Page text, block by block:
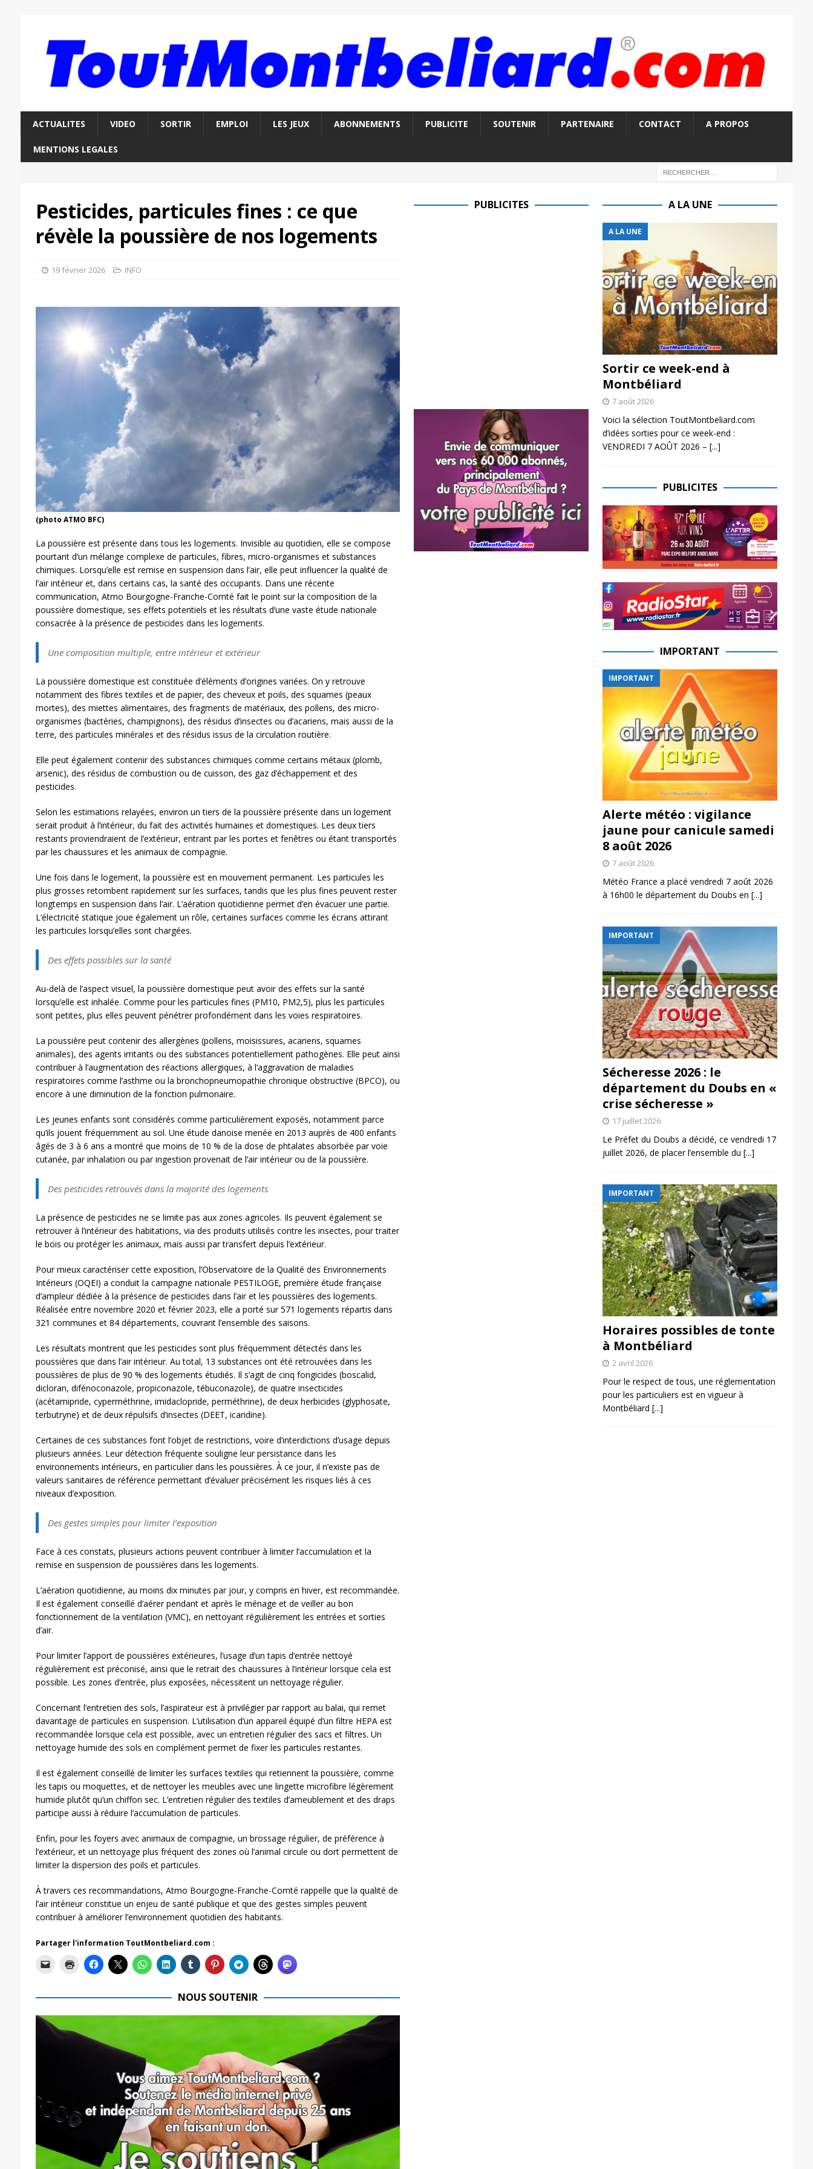
ACTUALITES VIDEO SORTIR EMPLOI LES JEUX ABONNEMENTS PUBLICITE SOUTENIR PARTENAIRE CONTACT A PROPOS
MENTIONS LEGALES
Pesticides, particules fines : ce que
révèle la poussière de nos logements
19 février 2026 INFO
(photo ATMO BFC)
La poussière est présente dans tous les logements. Invisible au quotidien, elle se compose
pourtant d’un mélange complexe de particules, fibres, micro-organismes et substances
chimiques. Lorsqu’elle est remise en suspension dans l’air, elle peut influencer la qualité de
l’air intérieur et, dans certains cas, la santé des occupants. Dans une récente
communication, Atmo Bourgogne-Franche-Comté fait le point sur la composition de la
poussière domestique, ses effets potentiels et les résultats d’une vaste étude nationale
consacrée à la présence de pesticides dans les logements.
Une composition multiple, entre intérieur et extérieur
La poussière domestique est constituée d’éléments d’origines variées. On y retrouve
notamment des fibres textiles et de papier, des cheveux et poils, des squames (peaux
mortes), des miettes alimentaires, des fragments de matériaux, des pollens, des micro-
organismes (bactéries, champignons), des résidus d’insectes ou d’acariens, mais aussi de la
terre, des particules minérales et des résidus issus de la circulation routière.
Elle peut également contenir des substances chimiques comme certains métaux (plomb,
arsenic), des résidus de combustion ou de cuisson, des gaz d’échappement et des
pesticides.
Selon les estimations relayées, environ un tiers de la poussière présente dans un logement
serait produit à l’intérieur, du fait des activités humaines et domestiques. Les deux tiers
restants proviendraient de l’extérieur, entrant par les portes et fenêtres ou étant transportés
par les chaussures et les animaux de compagnie.
Une fois dans le logement, la poussière est en mouvement permanent. Les particules les
plus grosses retombent rapidement sur les surfaces, tandis que les plus fines peuvent rester
longtemps en suspension dans l’air. L’aération quotidienne permet d’en évacuer une partie.
L’électricité statique joue également un rôle, certaines surfaces comme les écrans attirant
les particules lorsqu’elles sont chargées.
Des effets possibles sur la santé
Au-delà de l’aspect visuel, la poussière domestique peut avoir des effets sur la santé
lorsqu’elle est inhalée. Comme pour les particules fines (PM10, PM2,5), plus les particules
sont petites, plus elles peuvent pénétrer profondément dans les voies respiratoires.
La poussière peut contenir des allergènes (pollens, moisissures, acariens, squames
animales), des agents irritants ou des substances potentiellement pathogènes. Elle peut ainsi
contribuer à l’augmentation des réactions allergiques, à l’aggravation de maladies
respiratoires comme l’asthme ou la bronchopneumopathie chronique obstructive (BPCO), ou
encore à une diminution de la fonction pulmonaire.
Les jeunes enfants sont considérés comme particulièrement exposés, notamment parce
qu’ils jouent fréquemment au sol. Une étude danoise menée en 2013 auprès de 400 enfants
âgés de 3 à 6 ans a montré que moins de 10 % de la dose de phtalates absorbée par voie
cutanée, par inhalation ou par ingestion provenait de l’air intérieur ou de la poussière.
Des pesticides retrouvés dans la majorité des logements
La présence de pesticides ne se limite pas aux zones agricoles. Ils peuvent également se
retrouver à l’intérieur des habitations, via des produits utilisés contre les insectes, pour traiter
le bois ou protéger les animaux, mais aussi par transfert depuis l’extérieur.
Pour mieux caractériser cette exposition, l’Observatoire de la Qualité des Environnements
Intérieurs (OQEI) a conduit la campagne nationale PESTILOGE, première étude française
d’ampleur dédiée à la présence de pesticides dans l’air et les poussières des logements.
Réalisée entre novembre 2020 et février 2023, elle a porté sur 571 logements répartis dans
321 communes et 84 départements, couvrant l’ensemble des saisons.
Les résultats montrent que les pesticides sont plus fréquemment détectés dans les
poussières que dans l’air intérieur. Au total, 13 substances ont été retrouvées dans les
poussières de plus de 90 % des logements étudiés. Il s’agit de cinq fongicides (boscalid,
dicloran, difénoconazole, propiconazole, tébuconazole), de quatre insecticides
(acétamipride, cyperméthrine, imidaclopride, perméthrine), de deux herbicides (glyphosate,
terbutryne) et de deux répulsifs d’insectes (DEET, icaridine).
Certaines de ces substances font l’objet de restrictions, voire d’interdictions d’usage depuis
plusieurs années. Leur détection fréquente souligne leur persistance dans les
environnements intérieurs, en particulier dans les poussières. À ce jour, il n’existe pas de
valeurs sanitaires de référence permettant d’évaluer précisément les risques liés à ces
niveaux d’exposition.
Des gestes simples pour limiter l’exposition
Face à ces constats, plusieurs actions peuvent contribuer à limiter l’accumulation et la
remise en suspension de poussières dans les logements.
L’aération quotidienne, au moins dix minutes par jour, y compris en hiver, est recommandée.
Il est également conseillé d’aérer pendant et après le ménage et de veiller au bon
fonctionnement de la ventilation (VMC), en nettoyant régulièrement les entrées et sorties
d’air.
Pour limiter l’apport de poussières extérieures, l’usage d’un tapis d’entrée nettoyé
régulièrement est préconisé, ainsi que le retrait des chaussures à l’intérieur lorsque cela est
possible. Les zones d’entrée, plus exposées, nécessitent un nettoyage régulier.
Concernant l’entretien des sols, l’aspirateur est à privilégier par rapport au balai, qui remet
davantage de particules en suspension. L’utilisation d’un appareil équipé d’un filtre HEPA est
recommandée lorsque cela est possible, avec un entretien régulier des sacs et filtres. Un
nettoyage humide des sols en complément permet de fixer les particules restantes.
Il est également conseillé de limiter les surfaces textiles qui retiennent la poussière, comme
les tapis ou moquettes, et de nettoyer les meubles avec une lingette microfibre légèrement
humide plutôt qu’un chiffon sec. L’entretien régulier des textiles d’ameublement et des draps
participe aussi à réduire l’accumulation de particules.
Enfin, pour les foyers avec animaux de compagnie, un brossage régulier, de préférence à
l’extérieur, et un nettoyage plus fréquent des zones où l’animal circule ou dort permettent de
limiter la dispersion des poils et particules.
À travers ces recommandations, Atmo Bourgogne-Franche-Comté rappelle que la qualité de
l’air intérieur constitue un enjeu de santé publique et que des gestes simples peuvent
contribuer à améliorer l’environnement quotidien des habitants.
Partager l'information ToutMontbeliard.com :
NOUS SOUTENIR
PUBLICITES A LA UNE
A LA UNE
Sortir ce week-end à
Montbéliard
7 août 2026
Voici la sélection ToutMontbeliard.com
d’idées sorties pour ce week-end :
VENDREDI 7 AOÛT 2026 – [...]
PUBLICITES
IMPORTANT
IMPORTANT
Alerte météo : vigilance
jaune pour canicule samedi
8 août 2026
7 août 2026
Météo France a placé vendredi 7 août 2026
à 16h00 le département du Doubs en [...]
IMPORTANT
Sécheresse 2026 : le
département du Doubs en «
crise sécheresse »
17 juillet 2026
Le Préfet du Doubs a décidé, ce vendredi 17
juillet 2026, de placer l’ensemble du [...]
IMPORTANT
Horaires possibles de tonte
à Montbéliard
2 avril 2026
Pour le respect de tous, une réglementation
pour les particuliers est en vigueur à
Montbéliard [...]